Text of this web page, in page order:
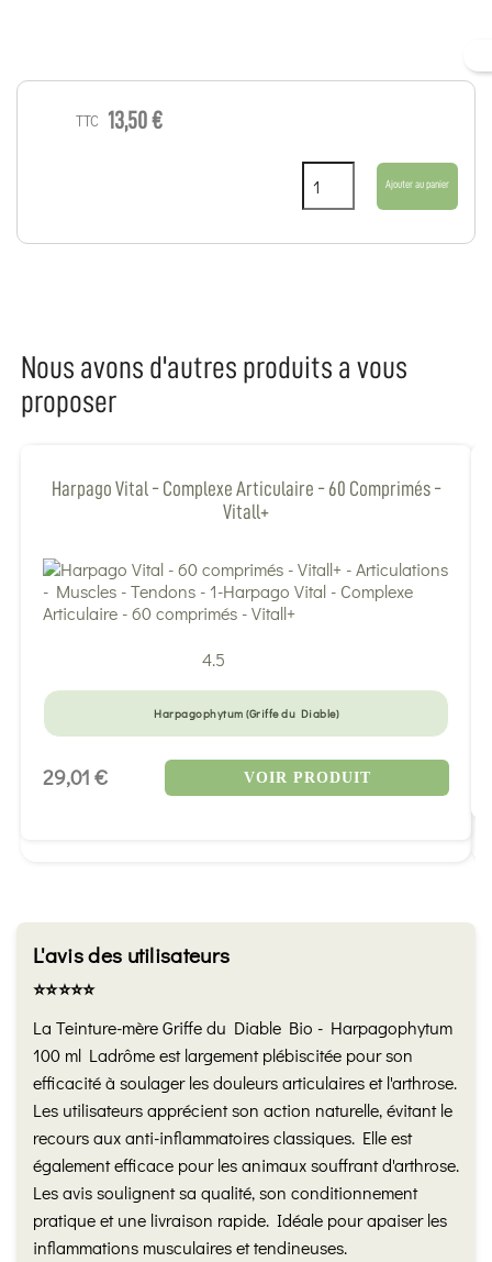
TTC 13,50 €
Ajouter au panier
L'avis des utilisateurs
⭐️⭐️⭐️⭐️⭐️
La Teinture-mère Griffe du Diable Bio - Harpagophytum
100 ml Ladrôme est largement plébiscitée pour son
efficacité à soulager les douleurs articulaires et l'arthrose.
Les utilisateurs apprécient son action naturelle, évitant le
recours aux anti-inflammatoires classiques. Elle est
également efficace pour les animaux souffrant d'arthrose.
Les avis soulignent sa qualité, son conditionnement
pratique et une livraison rapide. Idéale pour apaiser les
inflammations musculaires et tendineuses.
Nous avons d'autres produits a vous
proposer
Harpago Vital - Complexe Articulaire - 60 Comprimés -
Vitall+
4.5
Harpagophytum (Griffe du Diable)
29,01 € VOIR PRODUIT